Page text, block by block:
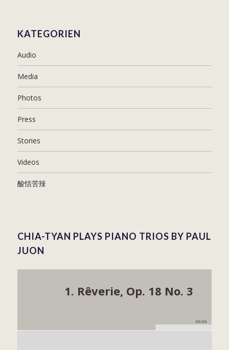
KATEGORIEN
Audio
Media
Photos
Press
Stories
Videos
酸恬苦辣
CHIA-TYAN PLAYS PIANO TRIOS BY PAUL
JUON
1. Rêverie, Op. 18 No. 3
00:00